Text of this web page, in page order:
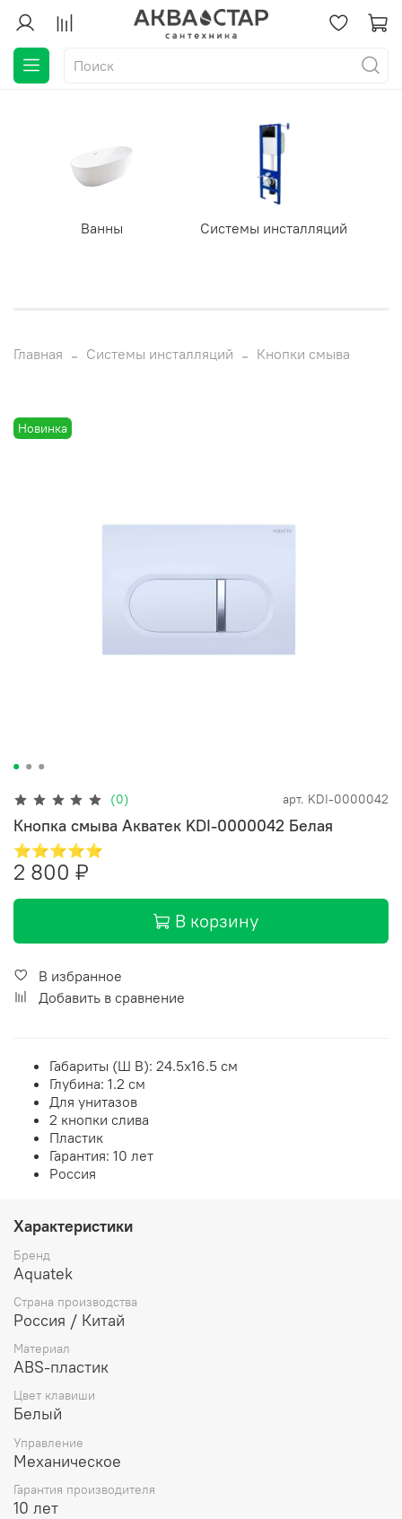
Ванны Системы инсталляций
Главная Системы инсталляций Кнопки смыва
Новинка
(0) арт. KDI-0000042
Кнопка смыва Акватек KDI-0000042 Белая
⭐⭐⭐⭐⭐
2 800 ₽
В корзину
В избранное
Добавить в сравнение
Габариты (Ш В): 24.5x16.5 см
Глубина: 1.2 см
Для унитазов
2 кнопки слива
Пластик
Гарантия: 10 лет
Россия
Характеристики
Бренд
Aquatek
Страна производства
Россия / Китай
Материал
ABS-пластик
Цвет клавиши
Белый
Управление
Механическое
Гарантия производителя
10 лет